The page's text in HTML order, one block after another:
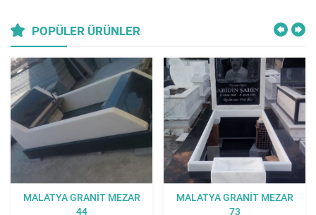
POPÜLER ÜRÜNLER
MALATYA GRANIT MEZAR
44
MALATYA GRANIT MEZAR
73